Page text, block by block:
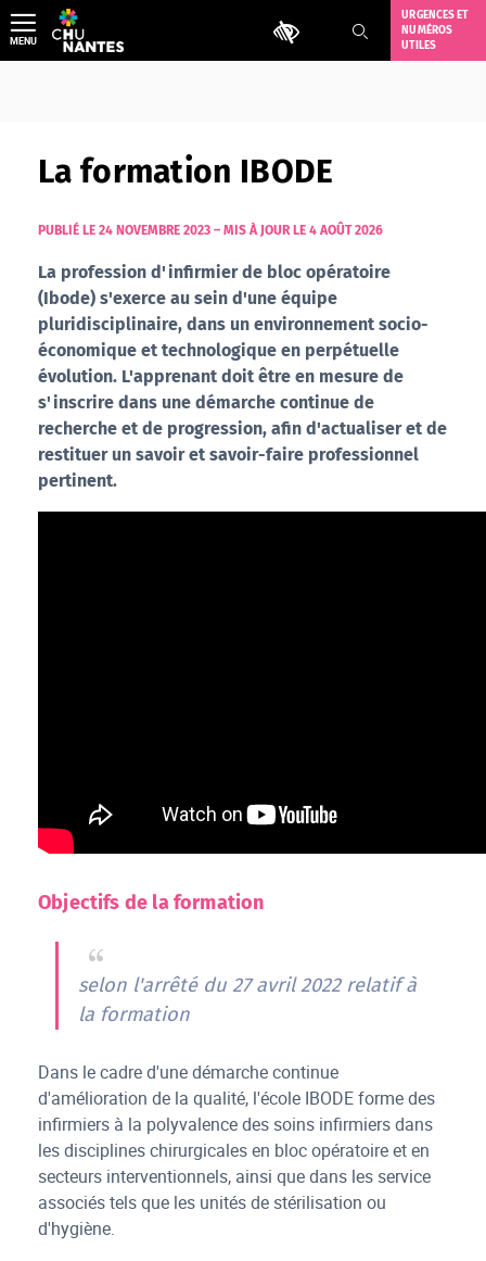
Aller
au
contenu
Outils d'accessibilité
URGENCES ET
NUMÉROS
UTILES
MENU
La formation IBODE
PUBLIÉ LE 24 NOVEMBRE 2023 – MIS À JOUR LE 4 AOÛT 2026
La profession d'infirmier de bloc opératoire
(Ibode) s'exerce au sein d'une équipe
pluridisciplinaire, dans un environnement socio-
économique et technologique en perpétuelle
évolution. L'apprenant doit être en mesure de
s'inscrire dans une démarche continue de
recherche et de progression, afin d'actualiser et de
restituer un savoir et savoir-faire professionnel
pertinent.
Objectifs de la formation
selon l'arrêté du 27 avril 2022 relatif à
la formation
Dans le cadre d'une démarche continue
d'amélioration de la qualité, l'école IBODE forme des
infirmiers à la polyvalence des soins infirmiers dans
les disciplines chirurgicales en bloc opératoire et en
secteurs interventionnels, ainsi que dans les service
associés tels que les unités de stérilisation ou
d'hygiène.